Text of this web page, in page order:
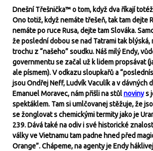
Dnešní Třešnička™ o tom, když dva říkají
Ono totiž, když nemáte třešeň, tak tam dejte
nemáte po ruce Rusa, dejte tam Slováka.
že poslední dobou se nad Tatrami tak blýská,
trochu z “našeho” soudku. Náš milý Endy,
governmentu se začal už k lidem propsávat
ale písmem). V odkazu sloupkařů a
jsou Ondřej Neff, Ludvík Vaculík a v dávných
Emanuel Moravec, nám přišli na stůlnovinys
spektáklem. Tam si umlčovanej stěžuje, že
se žonglovat s chemickými termity jako je
239. Dává také na odiv i své historické
války ve Vietnamu tam padne hned před
Orange”. Chápeme, na agenty je Endy